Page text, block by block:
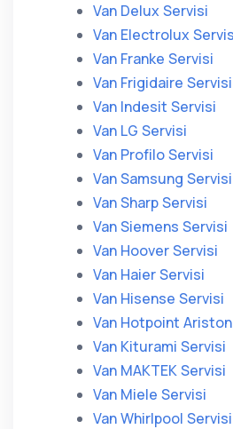
Van Delux Servisi
Van Electrolux
Van Franke Servisi
Van Frigidaire Servisi
Van Indesit Servisi
Van LG Servisi
Van Profilo Servisi
Van Samsung Servisi
Van Sharp Servisi
Van Siemens Servisi
Van Hoover Servisi
Van Haier Servisi
Van Hisense Servisi
Van Hotpoint
Van Kiturami Servisi
Van MAKTEK Servisi
Van Miele Servisi
Van Whirlpool Servisi